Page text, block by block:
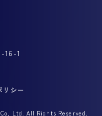
1
リシー
Ltd. All Rights Reserved.